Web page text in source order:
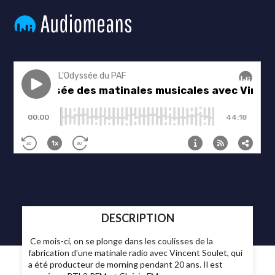
DESCRIPTION
Ce mois-ci, on se plonge dans les coulisses de la
fabrication d'une matinale radio avec Vincent Soulet, qui
a été producteur de morning pendant 20 ans. Il est